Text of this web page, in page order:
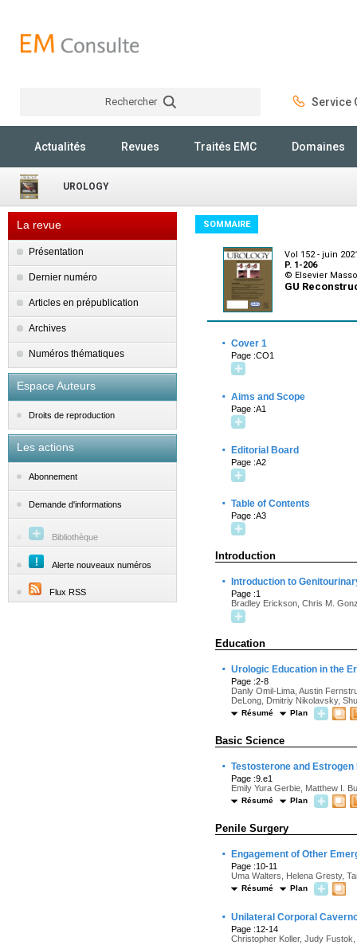
Rechercher Service
Actualités Revues Traités EMC Domaines
UROLOGY
La revue
Présentation
Dernier numéro
Articles en prépublication
Archives
Numéros thématiques
Espace Auteurs
Droits de reproduction
Les actions
Abonnement
Demande d'informations
Bibliothèque
Alerte nouveaux numéros
Flux RSS
SOMMAIRE
Vol 152 - juin
P. 1-206
© Elsevier
GU
· Cover 1
Page :CO1
· Aims and Scope
Page :A1
· Editorial Board
Page :A2
· Table of Contents
Page :A3
Introduction
· Introduction to
Page :1
Bradley Erickson, Chris M.
Education
· Urologic Education in the
Page :2-8
Danly Omil-Lima, Austin
DeLong, Dmitriy Nikolavsky,
Résumé Plan
Basic Science
· Testosterone and
Page :9.e1
Emily Yura Gerbie, Matthew I.
Résumé Plan
Penile Surgery
· Engagement of Other
Page :10-11
Uma Walters, Helena Gresty,
Résumé Plan
· Unilateral Corporal
Page :12-14
Christopher Koller, Judy